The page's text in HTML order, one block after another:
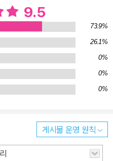
하며 의존하는 방법을 배우고,
었음을 서서히 깨달아간다. 작가
사한다. 개의 행동에 관해 꼼꼼
성공적으로 그려내며 서스펜스
기는 우리를 사로잡고, 매기의
크레이스의 필력은 우리를 매혹
며 이 소설을 구상했다고 밝혔
밖에 없었다”는 작가의 인터뷰
9.5
73.9%
26.1%
0%
0%
0%
게시물 운영 원칙